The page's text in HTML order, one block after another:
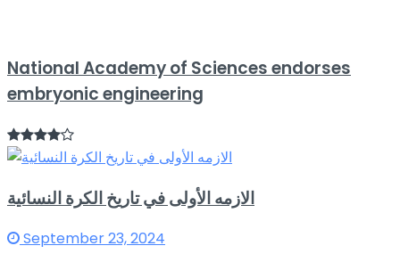
National Academy of Sciences endorses
embryonic engineering
الازمه الأولى في تاريخ الكرة النسائية
September 23, 2024